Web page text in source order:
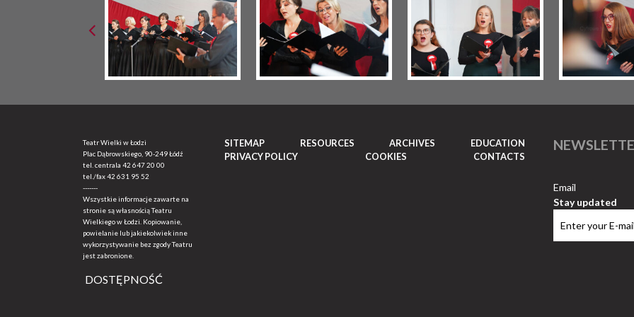
Teatr Wielki w Łodzi
Plac Dąbrowskiego, 90-249 Łódź
tel. centrala 42 647 20 00
tel./fax42 631 95 52
-------
Wszystkie informacje zawarte na
stronie są własnością Teatru
Wielkiego w Łodzi. Kopiowanie,
powielanie lub jakiekolwiek inne
wykorzystywanie bez zgody Teatru
jest zabronione.
DOSTĘPNOŚĆ
SITEMAP RESOURCES ARCHIVES
EDUCATION
PRIVACY POLICY
COOKIES CONTACTS
Email
Stay updated